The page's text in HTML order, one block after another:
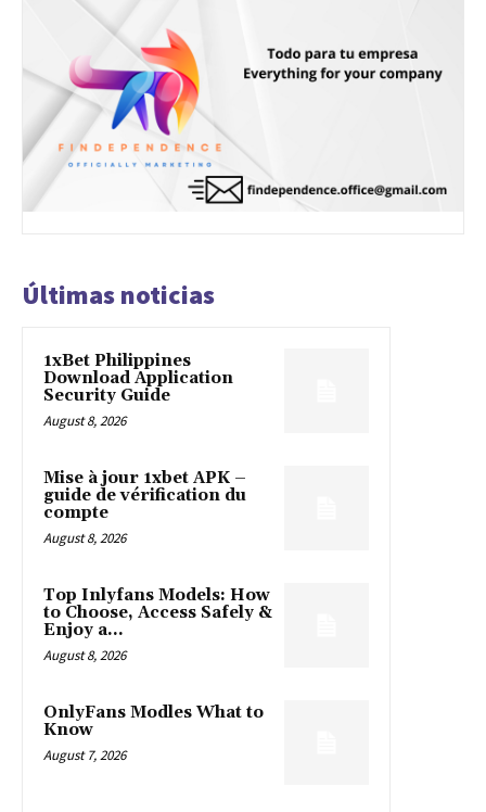
Últimas noticias
1xBet Philippines
Download Application
Security Guide
August 8, 2026
Mise à jour 1xbet APK –
guide de vérification du
compte
August 8, 2026
Top Inlyfans Models: How
to Choose, Access Safely &
Enjoy a...
August 8, 2026
OnlyFans Modles What to
Know
August 7, 2026